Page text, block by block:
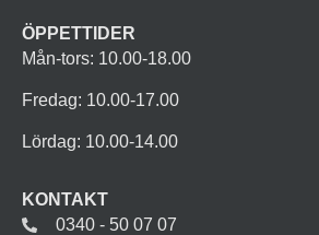
ÖPPETTIDER
Mån-tors: 10.00-18.00
Fredag: 10.00-17.00
Lördag: 10.00-14.00
KONTAKT
0340 - 50 07 07